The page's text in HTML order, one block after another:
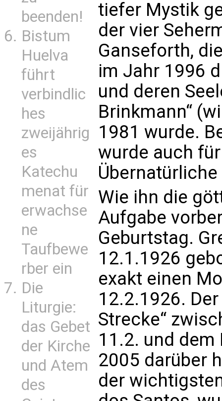
beenden!
Bistum
Huelva
führt
verbindlic
hes
zweijährig
es
Katechu
menat für
erwachse
ne
Taufbewe
rber ein
Die
Liturgie:
das Gebet
der Kirche
und Atem
des
tiefer Mystik
der vier
Ganseforth,
im Jahr 1996
und deren
Brinkmann“
1981 wurde.
wurde auch
Wie ihn die
Aufgabe
Geburtstag.
12.1.1926
exakt einen
12.2.1926.
Strecke“
11.2. und dem
2005 darüber
der